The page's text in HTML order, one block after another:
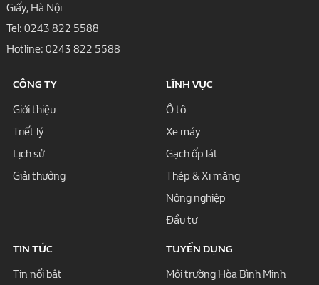
Giấy, Hà Nội
Tel: 0243 822 5588
Hotline: 0243 822 5588
CÔNG TY
Giới thiệu
Triết lý
Lịch sử
Giải thưởng
LĨNH VỰC
Ô tô
Xe máy
Gạch ốp lát
Thép & Xi măng
Nông nghiệp
Đầu tư
TIN TỨC
Tin nổi bật
TUYỂN DỤNG
Môi trường Hòa Bình Minh